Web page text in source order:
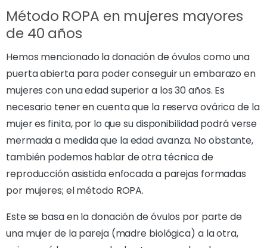
Método ROPA en mujeres mayores
de 40 años
Hemos mencionado la donación de óvulos como una
puerta abierta para poder conseguir un embarazo en
mujeres con una edad superior a los 30 años. Es
necesario tener en cuenta que la reserva ovárica de la
mujer es finita, por lo que su disponibilidad podrá verse
mermada a medida que la edad avanza. No obstante,
también podemos hablar de otra técnica de
reproducción asistida enfocada a parejas formadas
por mujeres; el método ROPA.
Este se basa en la donación de óvulos por parte de
una mujer de la pareja (madre biológica) a la otra,